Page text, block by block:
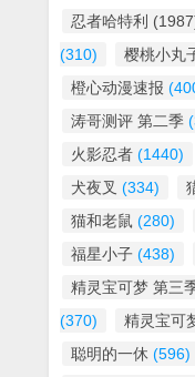
忍者哈特利
(310)
樱桃小丸
橙心动漫速报
涛哥测评 第二季
火影忍者 (1440)
犬夜叉 (334)
猫和老鼠 (280)
福星小子 (438)
精灵宝可梦 第三
(370)
精灵宝可
聪明的一休 (596)